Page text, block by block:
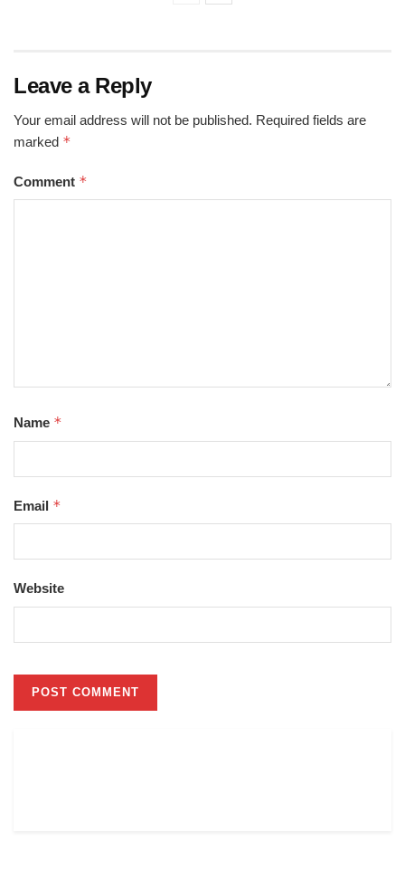
Leave a Reply
Your email address will not be published. Required fields are
marked *
Comment *
Name *
Email *
Website